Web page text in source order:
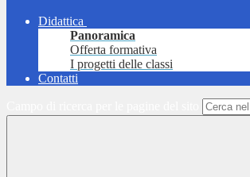
Didattica
Panoramica
Offerta formativa
I progetti delle classi
Contatti